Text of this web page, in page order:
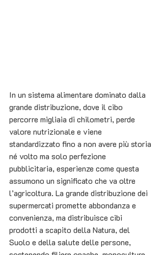
In un sistema alimentare dominato dalla
grande distribuzione, dove il cibo
percorre migliaia di chilometri, perde
valore nutrizionale e viene
standardizzato fino a non avere più storia
né volto ma solo perfezione
pubblicitaria, esperienze come questa
assumono un significato che va oltre
l’agricoltura. La grande distribuzione dei
supermercati promette abbondanza e
convenienza, ma distribuisce cibi
prodotti a scapito della Natura, del
Suolo e della salute delle persone,